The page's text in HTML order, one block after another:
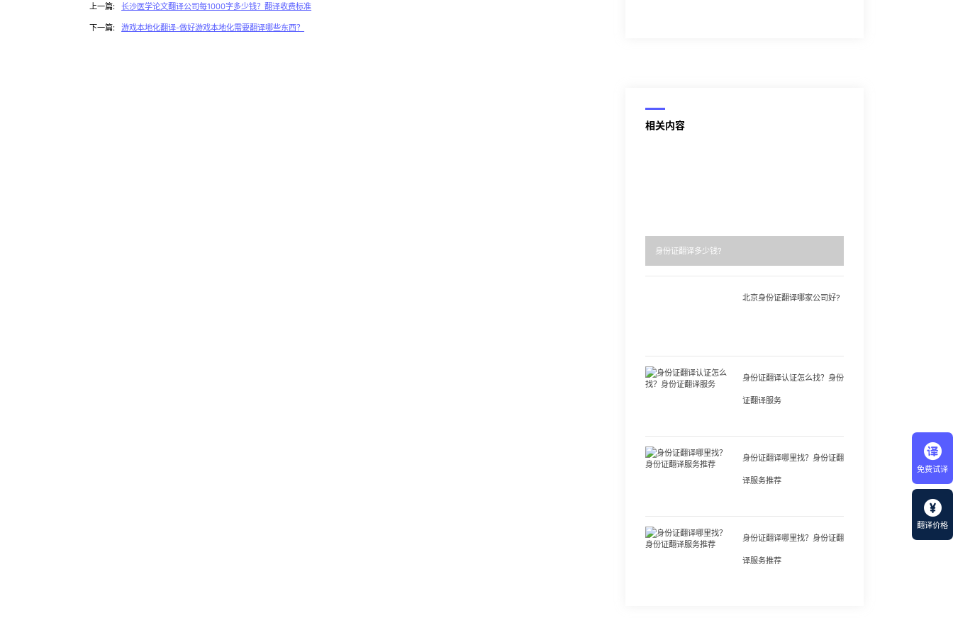
免费试译
翻译价格
上一篇: 长沙医学论文翻译公司每1000字多少钱？翻译收费标准
下一篇: 游戏本地化翻译-做好游戏本地化需要翻译哪些东西？
相关内容
身份证翻译多少钱?
北京身份证翻译哪家公司好?
身份证翻译认证怎么找？身份
证翻译服务
身份证翻译哪里找？身份证翻
译服务推荐
身份证翻译哪里找？身份证翻
译服务推荐